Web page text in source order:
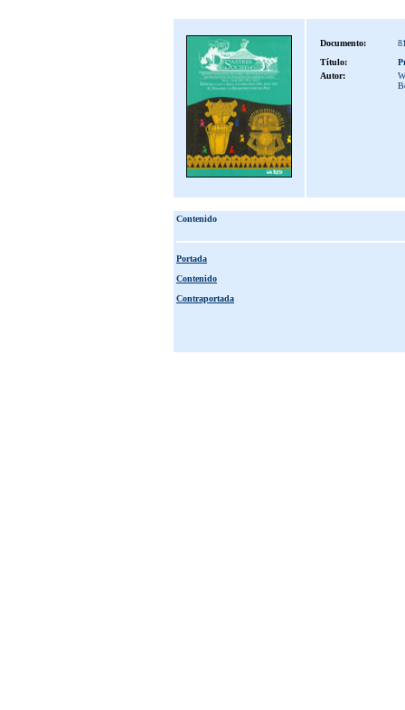
Documento:
Título:
Autor:
Contenido
Portada
Contenido
Contraportada